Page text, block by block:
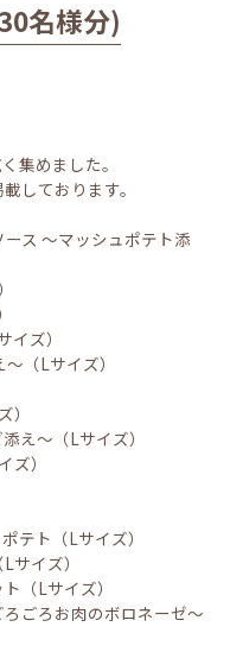
名様分)
集めました。
しております。
ス ～マッシュポテト添
ズ）
（Lサイズ）
え～（Lサイズ）
）
テト（Lサイズ）
サイズ）
（Lサイズ）
ごろお肉のボロネーゼ～